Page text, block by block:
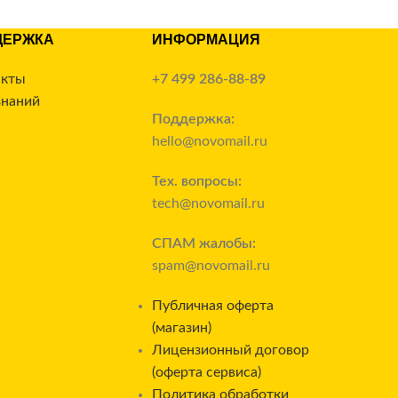
ИНФОРМАЦИЯ
+7 499 286-88-89
Поддержка:
hello@novomail.ru
Тех. вопросы:
tech@novomail.ru
СПАМ жалобы:
spam@novomail.ru
Публичная оферта
(магазин)
Лицензионный договор
(оферта сервиса)
Политика обработки